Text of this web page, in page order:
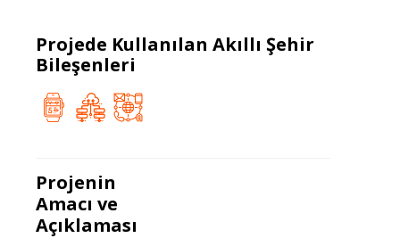
Projede Kullanılan Akıllı Şehir
Bileşenleri
Projenin
Amacı ve
Açıklaması